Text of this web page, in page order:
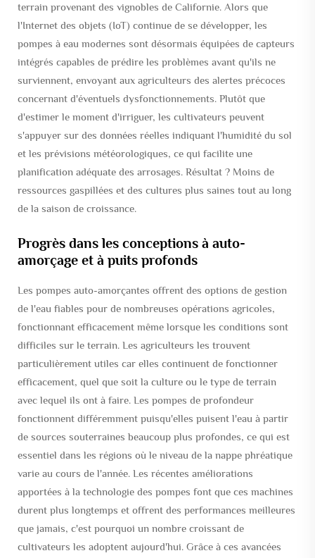
terrain provenant des vignobles de Californie. Alors que
l'Internet des objets (IoT) continue de se développer, les
pompes à eau modernes sont désormais équipées de capteurs
intégrés capables de prédire les problèmes avant qu'ils ne
surviennent, envoyant aux agriculteurs des alertes précoces
concernant d'éventuels dysfonctionnements. Plutôt que
d'estimer le moment d'irriguer, les cultivateurs peuvent
s'appuyer sur des données réelles indiquant l'humidité du sol
et les prévisions météorologiques, ce qui facilite une
planification adéquate des arrosages. Résultat ? Moins de
ressources gaspillées et des cultures plus saines tout au long
de la saison de croissance.
Progrès dans les conceptions à auto-
amorçage et à puits profonds
Les pompes auto-amorçantes offrent des options de gestion
de l'eau fiables pour de nombreuses opérations agricoles,
fonctionnant efficacement même lorsque les conditions sont
difficiles sur le terrain. Les agriculteurs les trouvent
particulièrement utiles car elles continuent de fonctionner
efficacement, quel que soit la culture ou le type de terrain
avec lequel ils ont à faire. Les pompes de profondeur
fonctionnent différemment puisqu'elles puisent l'eau à partir
de sources souterraines beaucoup plus profondes, ce qui est
essentiel dans les régions où le niveau de la nappe phréatique
varie au cours de l'année. Les récentes améliorations
apportées à la technologie des pompes font que ces machines
durent plus longtemps et offrent des performances meilleures
que jamais, c'est pourquoi un nombre croissant de
cultivateurs les adoptent aujourd'hui. Grâce à ces avancées